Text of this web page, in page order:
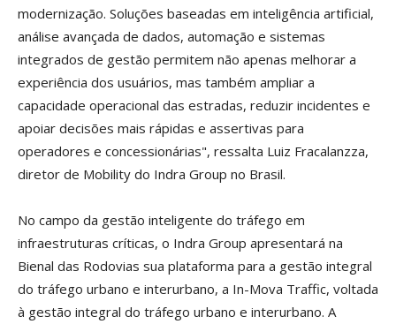
modernização. Soluções baseadas em inteligência artificial,
análise avançada de dados, automação e sistemas
integrados de gestão permitem não apenas melhorar a
experiência dos usuários, mas também ampliar a
capacidade operacional das estradas, reduzir incidentes e
apoiar decisões mais rápidas e assertivas para
operadores e concessionárias", ressalta Luiz Fracalanzza,
diretor de Mobility do Indra Group no Brasil.
No campo da gestão inteligente do tráfego em
infraestruturas críticas, o Indra Group apresentará na
Bienal das Rodovias sua plataforma para a gestão integral
do tráfego urbano e interurbano, a In-Mova Traffic, voltada
à gestão integral do tráfego urbano e interurbano. A